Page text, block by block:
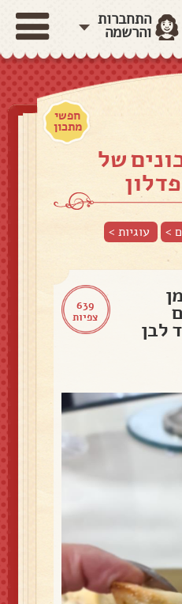
התחברות
והרשמה
חפשי
מתכון
של
> עוגיות>
639
צפיות
לבן